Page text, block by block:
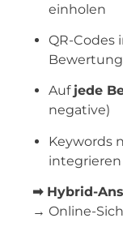
einholen
QR-Codes
Auf jede
negative)
Keywords
integrieren
➡ Hybrid-
→ Online-